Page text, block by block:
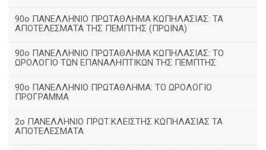
90ο ΠΑΝΕΛΛΗΝΙΟ ΠΡΩΤΑΘΛΗΜΑ ΚΩΠΗΛΑΣΙΑΣ: ΤΑ
ΑΠΟΤΕΛΕΣΜΑΤΑ ΤΗΣ ΠΕΜΠΤΗΣ (ΠΡΩΙΝΑ)
90o ΠΑΝΕΛΛΗΝΙΟ ΠΡΩΤΑΘΛΗΜΑ ΚΩΠΗΛΑΣΙΑΣ: ΤΟ
ΩΡΟΛΟΓΙΟ ΤΩΝ ΕΠΑΝΑΛΗΠΤΙΚΩΝ ΤΗΣ ΠΕΜΠΤΗΣ
90ο ΠΑΝΕΛΛΗΝΙΟ ΠΡΩΤΑΘΛΗΜΑ: ΤΟ ΩΡΟΛΟΓΙΟ
ΠΡΟΓΡΑΜΜΑ
2ο ΠΑΝΕΛΛΗΝΙΟ ΠΡΩΤ.ΚΛΕΙΣΤΗΣ ΚΩΠΗΛΑΣΙΑΣ ΤΑ
ΑΠΟΤΕΛΕΣΜΑΤΑ